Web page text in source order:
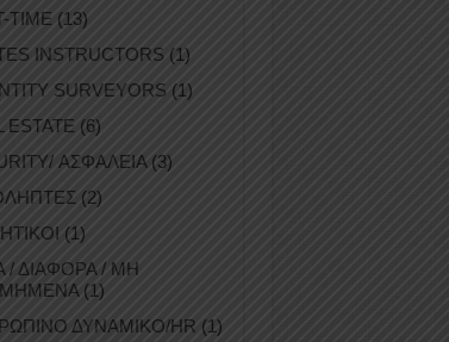
TIME (13)
INSTRUCTORS (1)
SURVEYORS (1)
ESTATE (6)
ΑΣΦΑΛΕΙΑ(3)
(2)
(1)
/ ΔΙΑΦΟΡΑ / ΜΗ
(1)
ΔΥΝΑΜΙΚΟ/HR (1)